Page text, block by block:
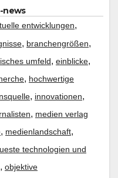
news
entwicklungen,
, branchengrößen,
umfeld, einblicke,
, hochwertige
, innovationen,
, medien verlag
, medienlandschaft,
technologien und
, objektive